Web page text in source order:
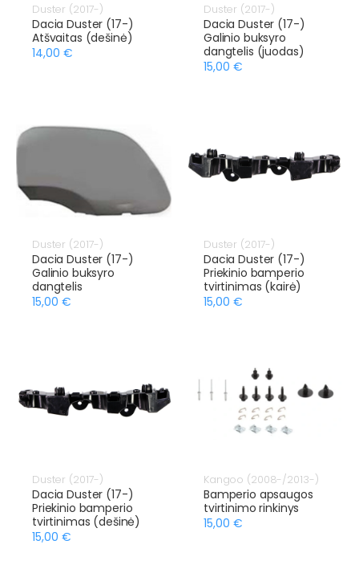
Duster (2017-)
Dacia Duster (17-)
Atšvaitas (dešinė)
14,00 €
Duster (2017-)
Dacia Duster (17-)
Galinio buksyro
dangtelis (juodas)
15,00 €
Duster (2017-)
Dacia Duster (17-)
Galinio buksyro
dangtelis
15,00 €
Duster (2017-)
Dacia Duster (17-)
Priekinio bamperio
tvirtinimas (kairė)
15,00 €
Duster (2017-)
Dacia Duster (17-)
Priekinio bamperio
tvirtinimas (dešinė)
15,00 €
Kangoo (2008-/2013-)
Bamperio apsaugos
tvirtinimo rinkinys
15,00 €